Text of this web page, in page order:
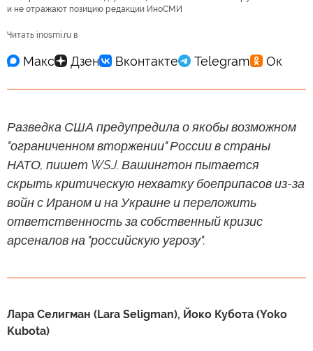
и не отражают позицию редакции ИноСМИ
Читать inosmi.ru в
Разведка США предупредила о якобы возможном
"ограниченном вторжении" России в страны
НАТО, пишет WSJ. Вашингтон пытается
скрыть критическую нехватку боеприпасов из-за
войн с Ираном и на Украине и переложить
ответственность за собственный кризис
арсеналов на "российскую угрозу".
Лара Селигман (Lara Seligman), Йоко Кубота (Yoko
Kubota)